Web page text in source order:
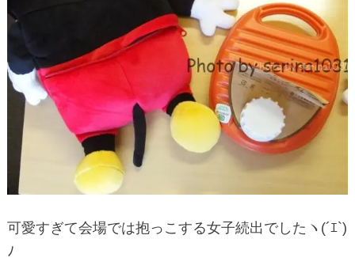
可愛すぎて会場では抱っこする女子続出でしたヽ(´ｴ`)
ﾉ